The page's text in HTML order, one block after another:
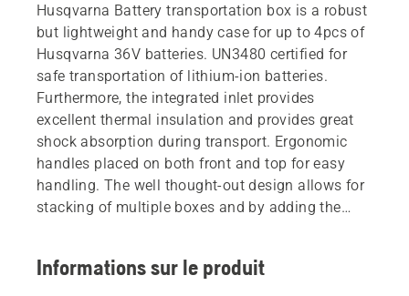
Husqvarna Battery transportation box is a robust
but lightweight and handy case for up to 4pcs of
Husqvarna 36V batteries. UN3480 certified for
safe transportation of lithium-ion batteries.
Furthermore, the integrated inlet provides
excellent thermal insulation and provides great
shock absorption during transport. Ergonomic
handles placed on both front and top for easy
handling. The well thought-out design allows for
stacking of multiple boxes and by adding the
third part case systems.
Informations sur le produit